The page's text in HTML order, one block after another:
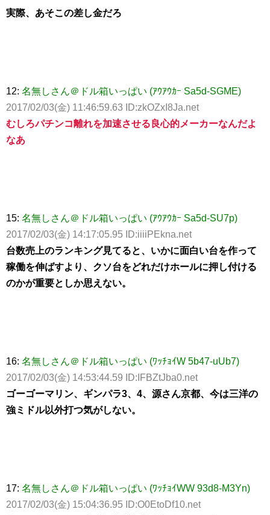
実際、あそこの差し金だろ
12: 名無しさん＠ドル箱いっぱい (ｱｳｱｳｶｰ Sa5d-SGME)
2017/02/03(金) 11:46:59.63 ID:zkOZxI8Ja.net
むしろパチンコ離れを加速させる良心的メーカーなんだよ
なあ
15: 名無しさん＠ドル箱いっぱい (ｱｳｱｳｶｰ Sa5d-SU7p)
2017/02/03(金) 14:17:05.95 ID:iiiiPEkna.net
台数売上のランキング見てると、いかに面白い台を作って
稼働を伸ばすより、クソ台をどれだけホールに押し付ける
のかが重要としか思えない。
16: 名無しさん＠ドル箱いっぱい (ﾜｯﾁｮｲW 5b47-uUb7)
2017/02/03(金) 14:53:44.59 ID:IFBZtJba0.net
ゴーゴーマリン、ギンパラ3、4、源さん京都、今は三洋の
強ミドル以外打つ気がしない。
17: 名無しさん＠ドル箱いっぱい (ﾜｯﾁｮｲWW 93d8-M3Yn)
2017/02/03(金) 15:04:36.95 ID:O0EtoDf10.net